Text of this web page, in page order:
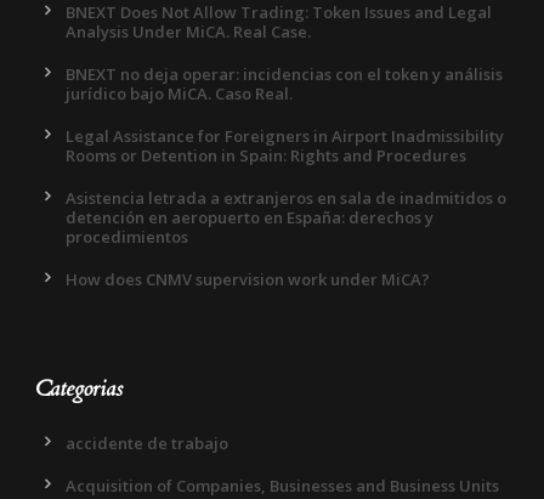
BNEXT Does Not Allow Trading: Token Issues and Legal
Analysis Under MiCA. Real Case.
BNEXT no deja operar: incidencias con el token y análisis
jurídico bajo MiCA. Caso Real.
Legal Assistance for Foreigners in Airport Inadmissibility
Rooms or Detention in Spain: Rights and Procedures
Asistencia letrada a extranjeros en sala de inadmitidos o
detención en aeropuerto en España: derechos y
procedimientos
How does CNMV supervision work under MiCA?
Categorias
accidente de trabajo
Acquisition of Companies, Businesses and Business Units